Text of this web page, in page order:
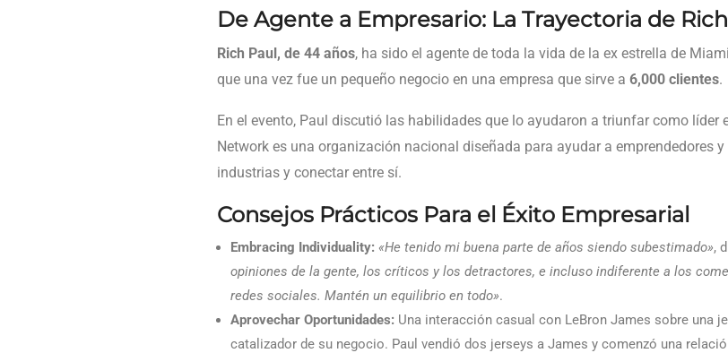
De Agente a Empresario: La Trayectoria de
Rich Paul, de 44 años, ha sido el agente de toda la vida de la ex estrella de
que una vez fue un pequeño negocio en una empresa que sirve a 6,000 clientes.
En el evento, Paul discutió las habilidades que lo ayudaron a triunfar como líder
Network es una organización nacional diseñada para ayudar a emprendedores
industrias y conectar entre sí.
Consejos Prácticos Para el Éxito Empresarial
Embracing Individuality: «He tenido mi buena parte de años siendo subestimado»,
opiniones de la gente, los críticos y los detractores, e incluso indiferente a los
redes sociales. Mantén un equilibrio en todo».
Aprovechar Oportunidades: Una interacción casual con LeBron James sobre una
catalizador de su negocio. Paul vendió dos jerseys a James y comenzó una